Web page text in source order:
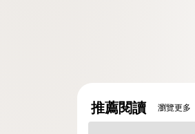
推薦閱讀 瀏覽更多